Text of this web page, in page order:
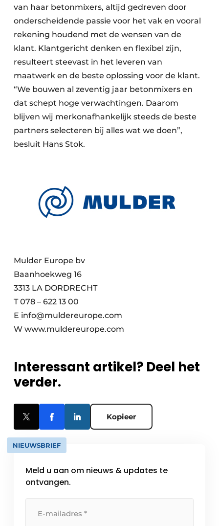
van haar betonmixers, altijd gedreven door
onderscheidende passie voor het vak en vooral
rekening houdend met de wensen van de
klant. Klantgericht denken en flexibel zijn,
resulteert steevast in het leveren van
maatwerk en de beste oplossing voor de klant.
“We bouwen al zeventig jaar betonmixers en
dat schept hoge verwachtingen. Daarom
blijven wij merkonafhankelijk steeds de beste
partners selecteren bij alles wat we doen”,
besluit Hans Stok.
Mulder Europe bv
Baanhoekweg 16
3313 LA DORDRECHT
T 078 – 622 13 00
E info@muldereurope.com
W www.muldereurope.com
Interessant artikel? Deel het
verder.
Kopieer
NIEUWSBRIEF
Meld u aan om nieuws & updates te
ontvangen.